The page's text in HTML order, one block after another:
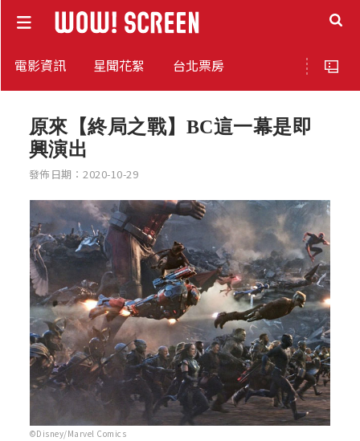
電影資訊 星聞花絮 台北票房
原來【終局之戰】BC這一幕是即
興演出
發佈日期：2020-10-29
©Disney/Marvel Comics